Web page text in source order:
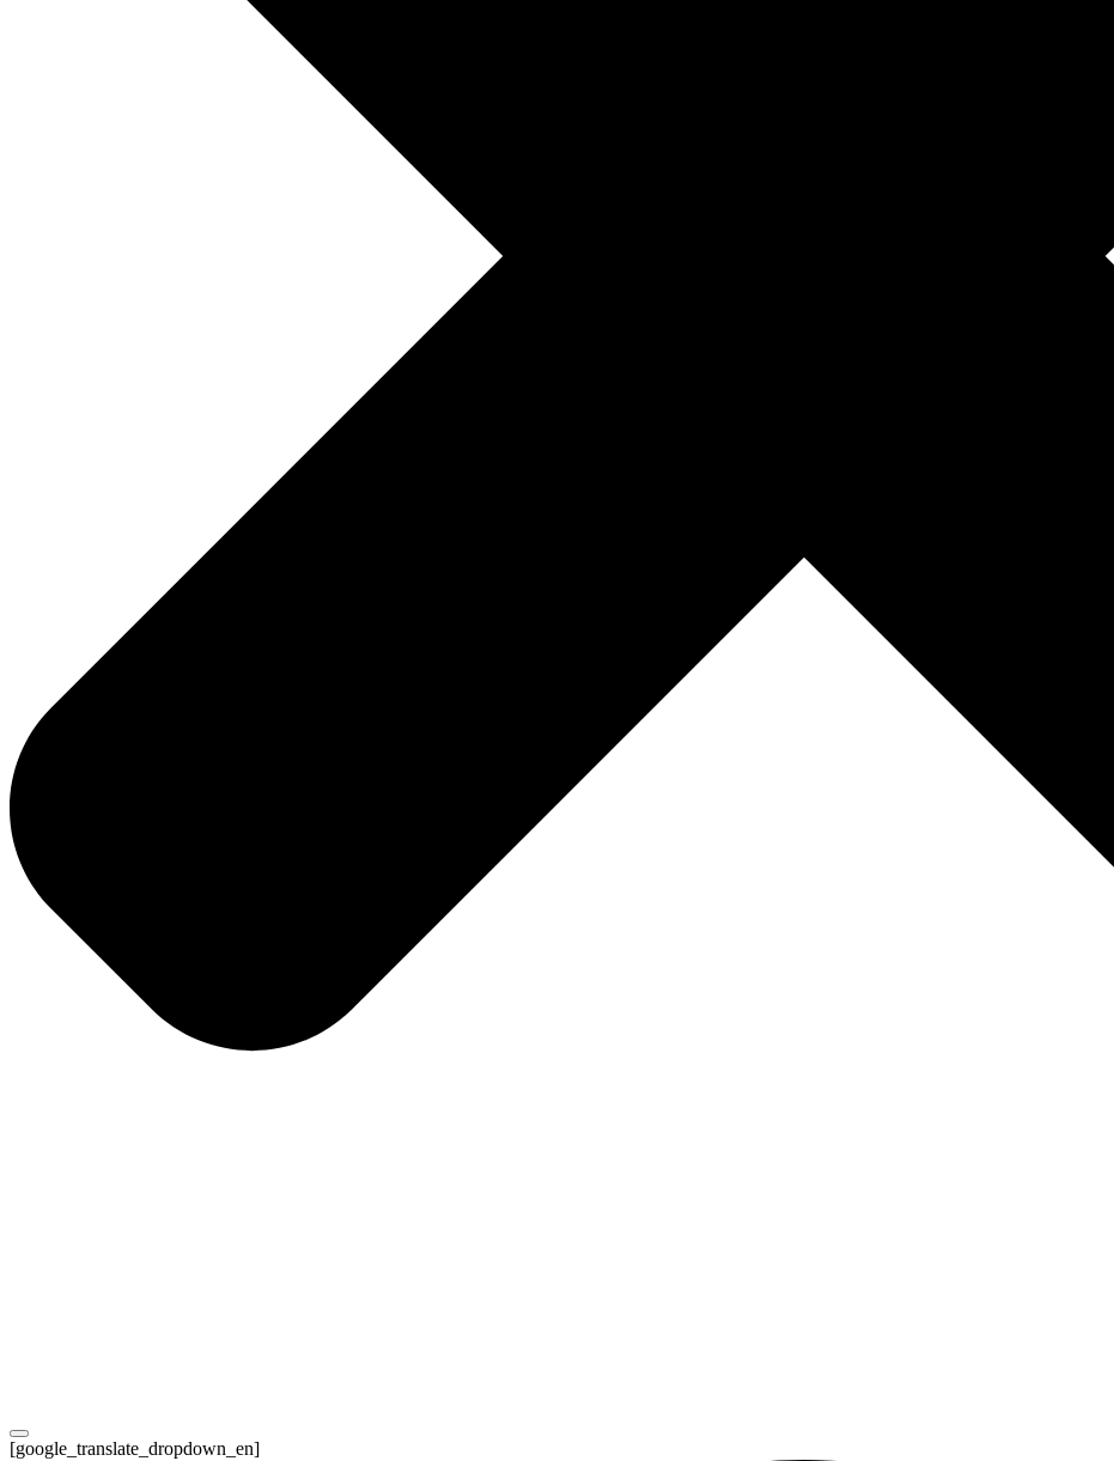
[google_translate_dropdown_en]